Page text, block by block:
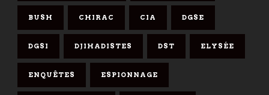
BUSH CHIRAC CIA DGSE
DGSI DJIHADISTES DST ELYSÉE
ENQUÊTES ESPIONNAGE